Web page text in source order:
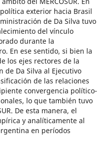
exterior hacia Brasil
de Da Silva tuvo
del vínculo
durante la
En ese sentido, si bien la
los ejes rectores de la
de Da Silva al Ejecutivo
de las relaciones
convergencia político-
lo que también tuvo
De esta manera, el
y analíticamente al
en períodos